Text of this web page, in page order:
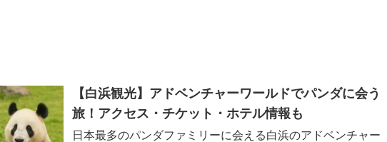
【白浜観光】アドベンチャーワールドでパンダに会う
旅！アクセス・チケット・ホテル情報も
日本最多のパンダファミリーに会える白浜のアドベンチャー